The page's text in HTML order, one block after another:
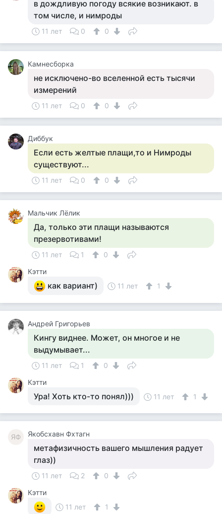
в дождливую погоду всякие возникают. в
том числе, и нимроды
11 лет 0 0
Камнесборка
не исключено-во вселенной есть тысячи
измерений
11 лет 0 0
Диббук
Если есть желтые плащи,то и Нимроды
существуют...
11 лет 0 0
Мальчик Лёлик
Да, только эти плащи называются
презервотивами!
11 лет 1
0
Кэтти
как вариант) 11 лет 1
Андрей Григорьев
Кингу виднее. Может, он многое и не
выдумывает...
11 лет 1
0
Кэтти
Ура! Хоть кто-то понял))) 11 лет 1
ЯФ Якобсхавн Фхтагн
метафизичность вашего мышления радует
глаз))
11 лет 2
0
Кэтти
11 лет
1